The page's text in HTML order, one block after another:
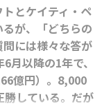
とケイティ・ペ
が、「どちらの
には様々な答が
月以降の1年で、
億円）。8,000
勝している。だが